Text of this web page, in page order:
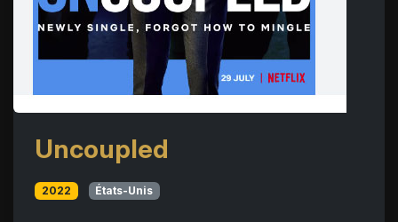
Uncoupled
2022 États-Unis